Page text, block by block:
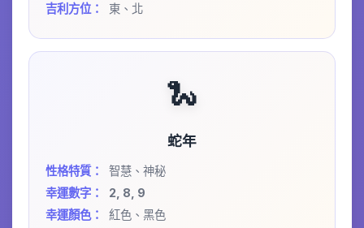
吉利方位：
東、北
🐍
蛇年
性格特質：
智慧、神秘
幸運數字：
2, 8, 9
幸運顏色：
紅色、黑色